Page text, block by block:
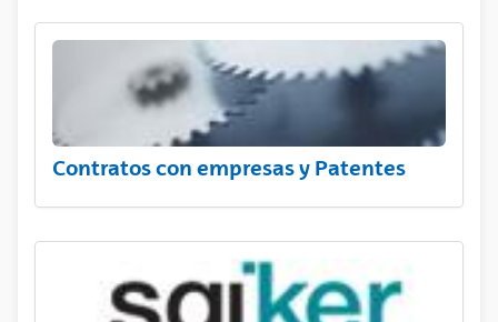
Contratos con empresas y Patentes